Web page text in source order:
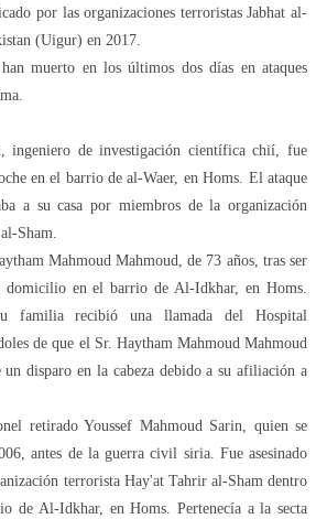
por las organizaciones terroristas Jabhat al-
(Uigur) en 2017.
muerto en los últimos dos días en ataques
ingeniero de investigación científica chií, fue
en el barrio de al-Waer, en Homs. El ataque
a su casa por miembros de la organización
Sham.
Mahmoud Mahmoud, de 73 años, tras ser
domicilio en el barrio de Al-Idkhar, en Homs.
familia recibió una llamada del Hospital
de que el Sr. Haytham Mahmoud Mahmoud
un disparo en la cabeza debido a su afiliación a
retirado Youssef Mahmoud Sarin, quien se
antes de la guerra civil siria. Fue asesinado
terrorista Hay'at Tahrir al-Sham dentro
de Al-Idkhar, en Homs. Pertenecía a la secta